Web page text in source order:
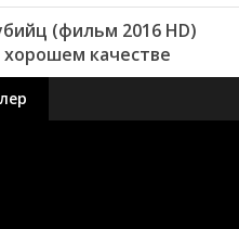
(фильм 2016 HD)
хорошем качестве